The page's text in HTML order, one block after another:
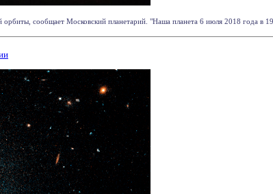
сообщает Московский планетарий. "Наша планета 6 июля 2018 года в